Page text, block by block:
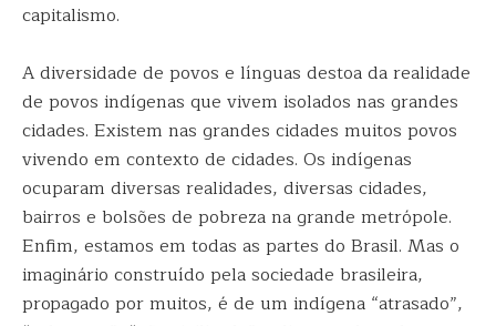
capitalismo.
A diversidade de povos e línguas destoa da realidade
de povos indígenas que vivem isolados nas grandes
cidades. Existem nas grandes cidades muitos povos
vivendo em contexto de cidades. Os indígenas
ocuparam diversas realidades, diversas cidades,
bairros e bolsões de pobreza na grande metrópole.
Enfim, estamos em todas as partes do Brasil. Mas o
imaginário construído pela sociedade brasileira,
propagado por muitos, é de um indígena “atrasado”,